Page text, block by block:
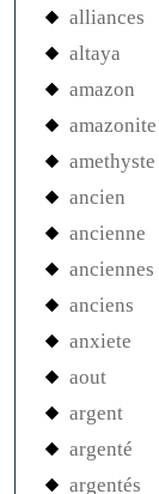
alliances
altaya
amazon
amazonite
amethyste
ancien
ancienne
anciennes
anciens
anxiete
aout
argent
argenté
argentés